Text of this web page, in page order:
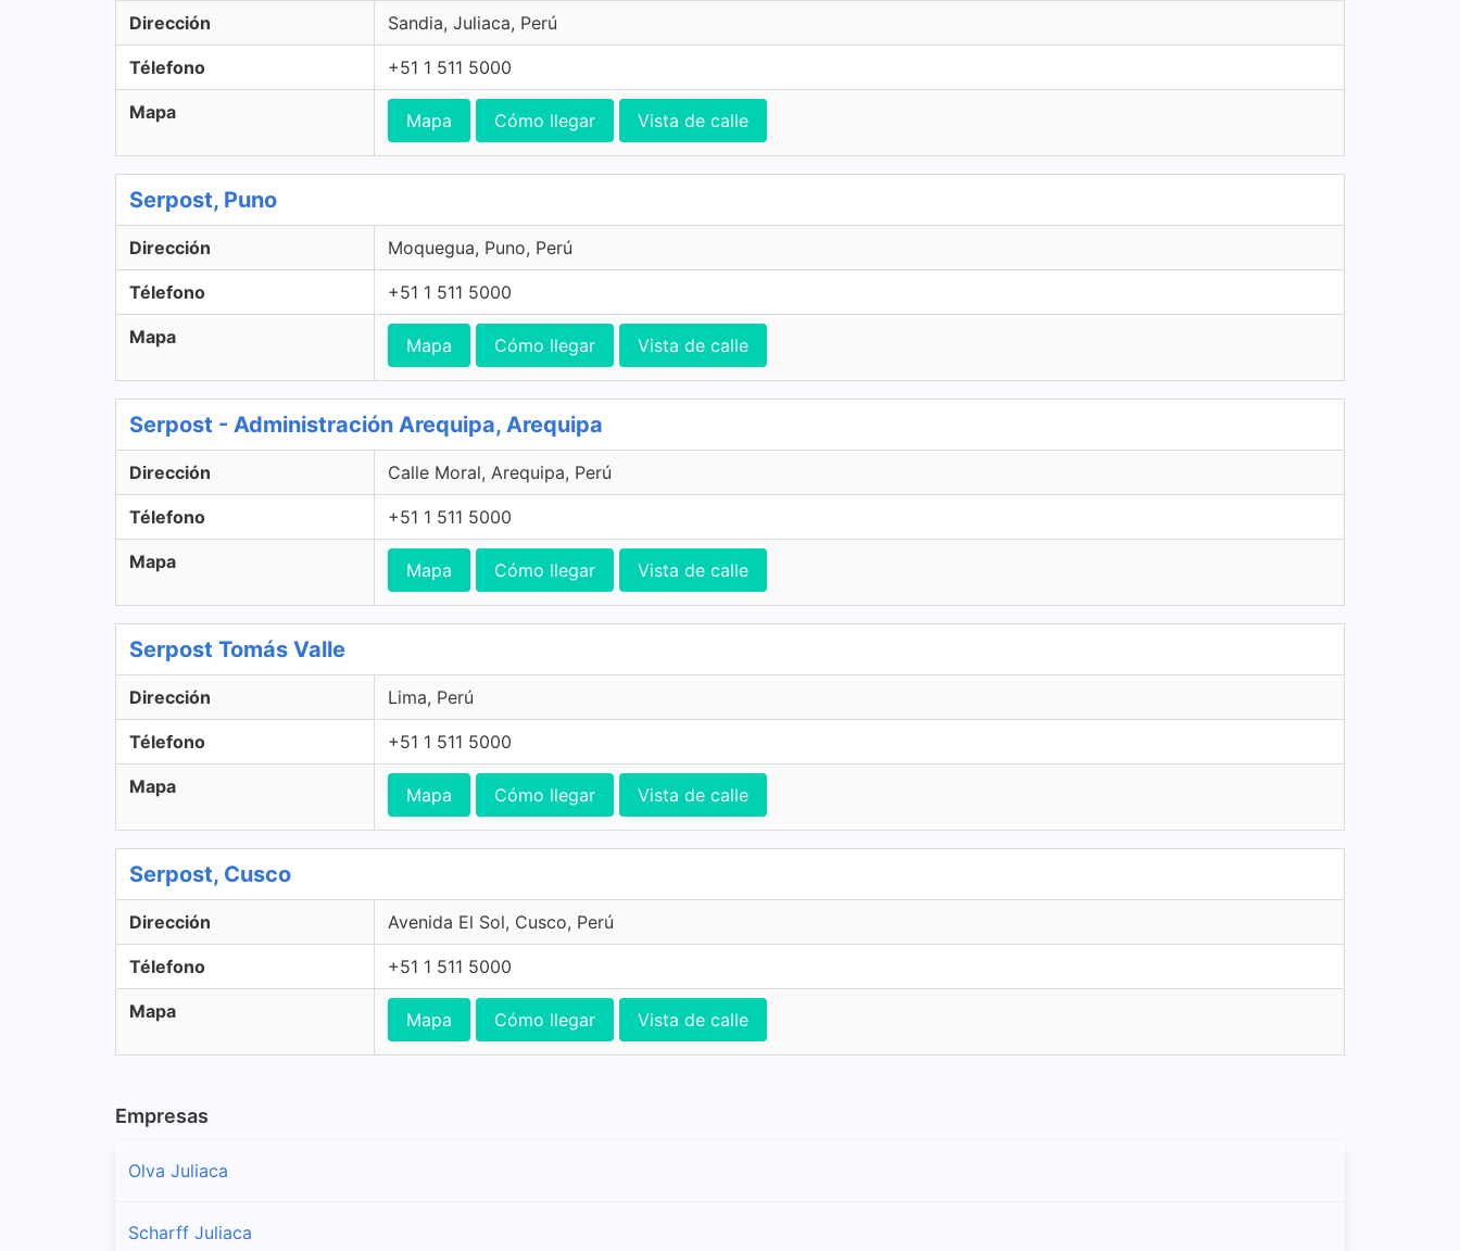
Dirección Sandia, Juliaca, Perú
Télefono +51 1 511 5000
Mapa Mapa Cómo llegar Vista de calle
Serpost, Puno
Dirección Moquegua, Puno, Perú
Télefono +51 1 511 5000
Mapa Mapa Cómo llegar Vista de calle
Serpost - Administración Arequipa, Arequipa
Dirección Calle Moral, Arequipa, Perú
Télefono +51 1 511 5000
Mapa Mapa Cómo llegar Vista de calle
Serpost Tomás Valle
Dirección Lima, Perú
Télefono +51 1 511 5000
Mapa Mapa Cómo llegar Vista de calle
Serpost, Cusco
Dirección Avenida El Sol, Cusco, Perú
Télefono +51 1 511 5000
Mapa Mapa Cómo llegar Vista de calle
Empresas
Olva Juliaca
Scharff Juliaca